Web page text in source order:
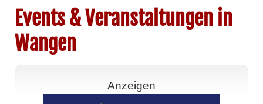
Events & Veranstaltungen in
Wangen
Anzeigen